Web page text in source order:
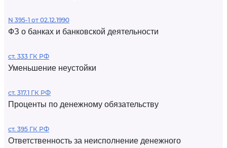
N 395-1 от 02.12.1990
ФЗ о банках и банковской деятельности
ст. 333 ГК РФ
Уменьшение неустойки
ст. 317.1 ГК РФ
Проценты по денежному обязательству
ст. 395 ГК РФ
Ответственность за неисполнение денежного